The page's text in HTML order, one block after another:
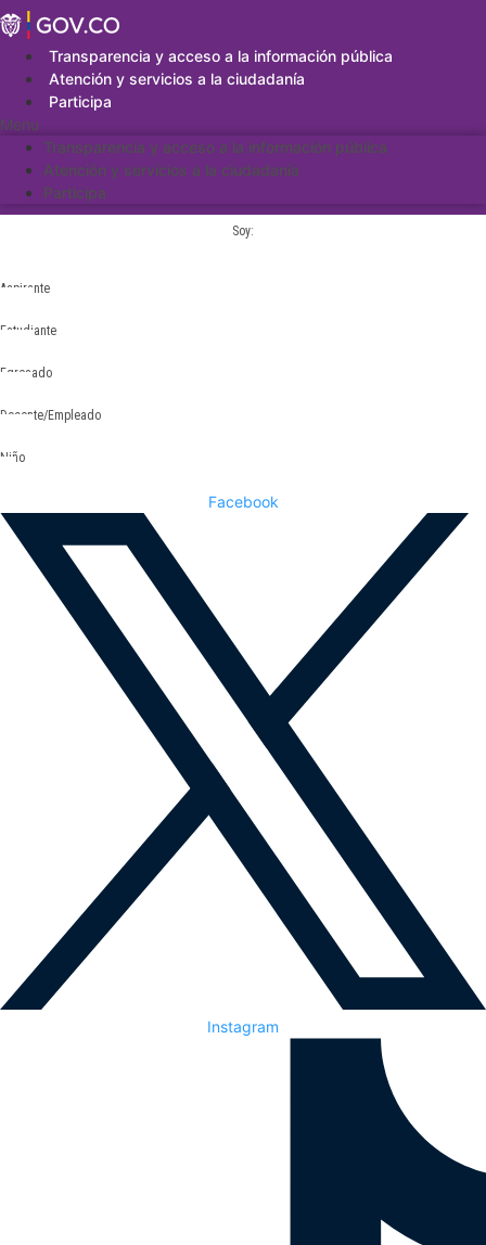
Saltar
al
contenidoTransparencia y acceso a la información pública
Atención y servicios a la ciudadanía
Participa
Menu
Transparencia y acceso a la información pública
Atención y servicios a la ciudadanía
Participa
Soy:
Aspirante
Estudiante
Egresado
Docente/Empleado
Niño
Facebook
Instagram